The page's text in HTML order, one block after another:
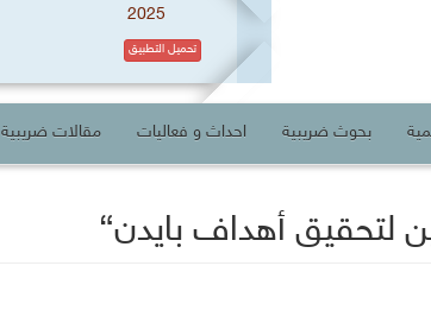
2025
تحميل التطبيق
بحوث ضريبية احداث و فعاليات مقالات ضريبية
لتحقيق أهداف بايدن